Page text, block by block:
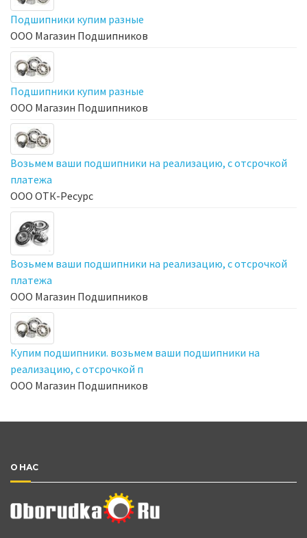
Подшипники купим разные
ООО Магазин Подшипников
Подшипники купим разные
ООО Магазин Подшипников
Возьмем ваши подшипники на реализацию, с отсрочкой
платежа
ООО ОТК-Ресурс
Возьмем ваши подшипники на реализацию, с отсрочкой
платежа
ООО Магазин Подшипников
Купим подшипники. возьмем ваши подшипники на
реализацию, с отсрочкой п
ООО Магазин Подшипников
О НАС